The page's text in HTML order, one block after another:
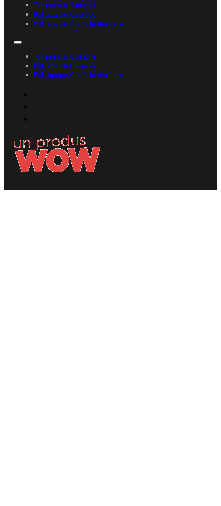
Termene și Condiții
Politica de Cookies
Politica de Confidențialitate
Termene și Condiții
Politica de Cookies
Politica de Confidențialitate